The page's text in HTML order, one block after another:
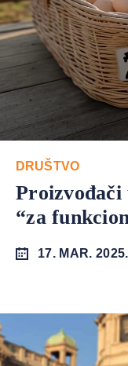
DRUŠTVO
Proizvođači
“za
17. MAR. 2025.